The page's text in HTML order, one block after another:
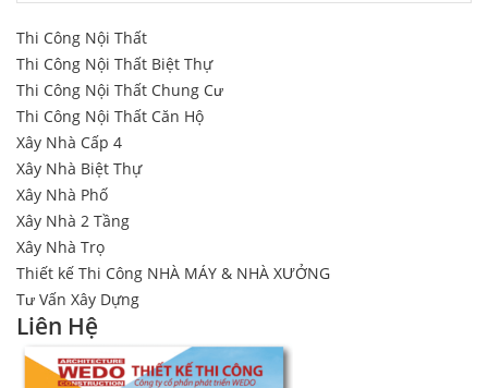
Thi Công Nội Thất
Thi Công Nội Thất Biệt Thự
Thi Công Nội Thất Chung Cư
Thi Công Nội Thất Căn Hộ
Xây Nhà Cấp 4
Xây Nhà Biệt Thự
Xây Nhà Phố
Xây Nhà 2 Tầng
Xây Nhà Trọ
Thiết kế Thi Công NHÀ MÁY & NHÀ XƯỞNG
Tư Vấn Xây Dựng
Liên Hệ